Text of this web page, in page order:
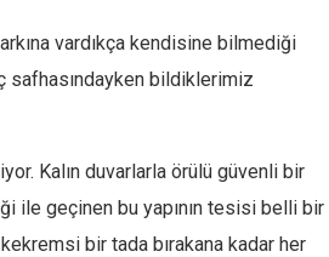
vardıkça kendisine bilmediği
safhasındayken bildiklerimiz
Kalın duvarlarla örülü güvenli bir
ile geçinen bu yapının tesisi belli bir
bir tada bırakana kadar her